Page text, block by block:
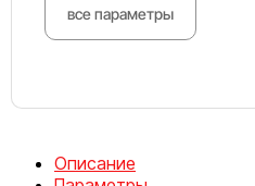
все параметры
Описание